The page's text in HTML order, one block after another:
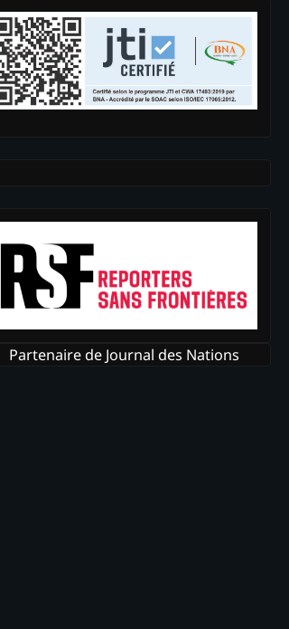
Partenaire de Journal des Nations